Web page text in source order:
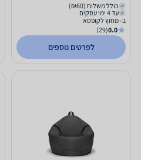
כולל משלוח (₪60)
עד 4 ימי עסקים
ב- מחוץ לקופסא
0.0
(29)
לפרטים נוספים